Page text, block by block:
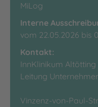
MiLog
Interne
vom 22.05.2026 bis
Kontakt:
InnKlinikum
Leitung
Vinzenz-von-Paul-